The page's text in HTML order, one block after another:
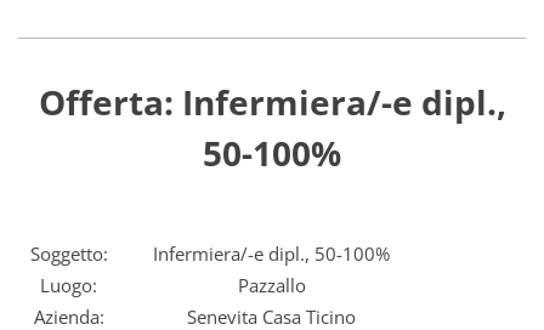
Offerta: Infermiera/-e dipl.,
50-100%
Soggetto:
Infermiera/-e dipl., 50-100%
Luogo:
Pazzallo
Azienda:
Senevita Casa Ticino